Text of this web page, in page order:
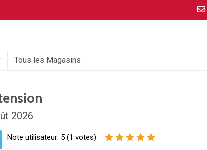
Tous les Magasins
2026
Note utilisateur: 5 (1 votes)